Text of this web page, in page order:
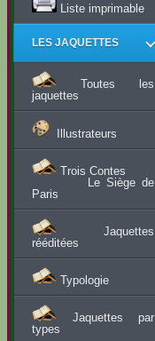
Liste imprimable
LES JAQUETTES
Toutes les
jaquettes
Illustrateurs
Trois Contes
Le Siège de
Paris
Jaquettes
rééditées
Typologie
Jaquettes par
types